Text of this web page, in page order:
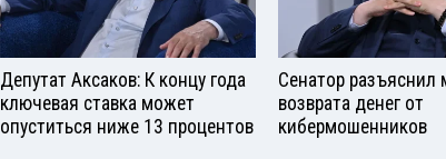
Депутат Аксаков: К концу года
ключевая ставка может
опуститься ниже 13 процентов
Сенатор разъяснил
возврата денег от
кибермошенников